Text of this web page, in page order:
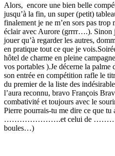
Alors, encore une bien belle
jusqu’à la fin, un super (petit)
finalement je ne m’en sors pas
éclair avec Aurore (grrrr….). Sinon
jouer qu’à regarder les autres,
en pratique tout ce que je
hôtel de charme en pleine
vos portables ).Je décerne la palme
son entrée en compétition rafle le
du premier de la liste des
l’aura reconnu, bravo François
combativité et toujours avec le
Pierre pourrais-tu me dire ce que tu
………………….et celui de
boules…)